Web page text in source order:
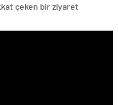
çeken bir ziyaret